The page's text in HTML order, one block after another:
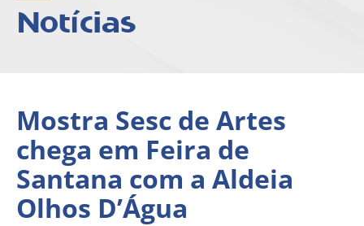
Notícias
Mostra Sesc de Artes
chega em Feira de
Santana com a Aldeia
Olhos D’Água